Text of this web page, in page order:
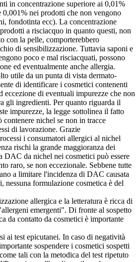
in concentrazione superiore ai 0,01%
0,001% nei prodotti che non vengono
fondotinta ecc). La concentrazione
a risciacquo in quanto questi, non
con la pelle, comporterebbero
di sensibilizzazione. Tuttavia saponi e
poco e mal risciacquati, possono
ed eventualmente anche allergia.
utile da un punta di vista dermato-
di identificare i cosmetici contenenti
eccezione di eventuali impurezze che non
gli ingredienti. Per quanto riguarda il
impurezze, la legge sottolinea il fatto
contenere nichel se non in tracce
di lavorazione. Grazie
i consumatori allergici al nichel
rischi la grande maggioranza dei
DAC da nichel nei cosmetici può essere
raro, se non eccezionale. Sebbene tutte
a limitare l'incidenza di DAC causata
nessuna formulazione cosmetica è del
allergica e la letteratura è ricca di
emergenti". Di fronte al sospetto
da contatto da cosmetici è importante
ai test epicutanei. In caso di negatività
sospendere i cosmetici sospetti
tali con la metodica del test ripetuto